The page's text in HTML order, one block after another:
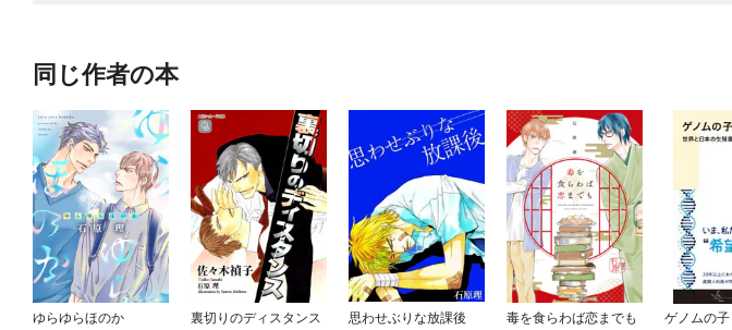
同じ作者の本
ゆらゆらほのか 裏切りのディスタンス 思わせぶりな放課後
毒を食らわば恋までも
ゲノムの